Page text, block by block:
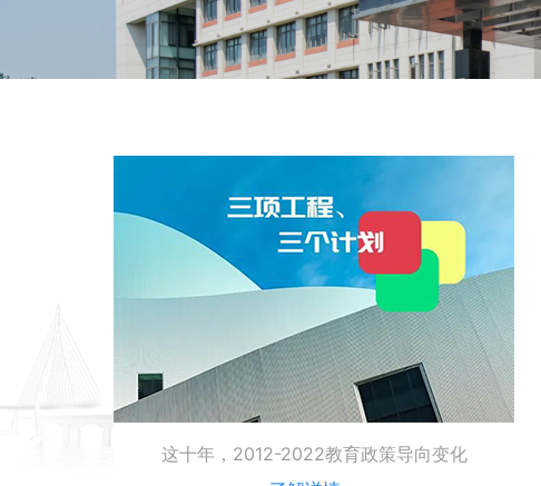
这十年，2012-2022教育政策导向变化